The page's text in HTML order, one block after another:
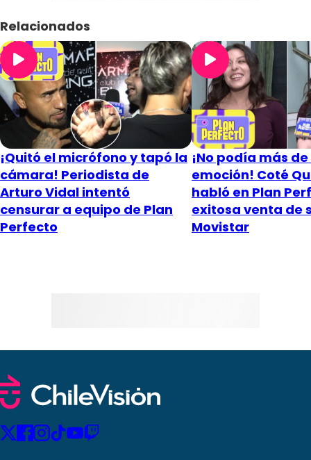
Relacionados
¡Quitó el micrófono y tapó la
cámara! Periodista de
Arturo Vidal intentó
censurar a equipo de Plan
Perfecto
¡No podía más
emoción! Coté
habló en Plan
exitosa venta de
Movistar